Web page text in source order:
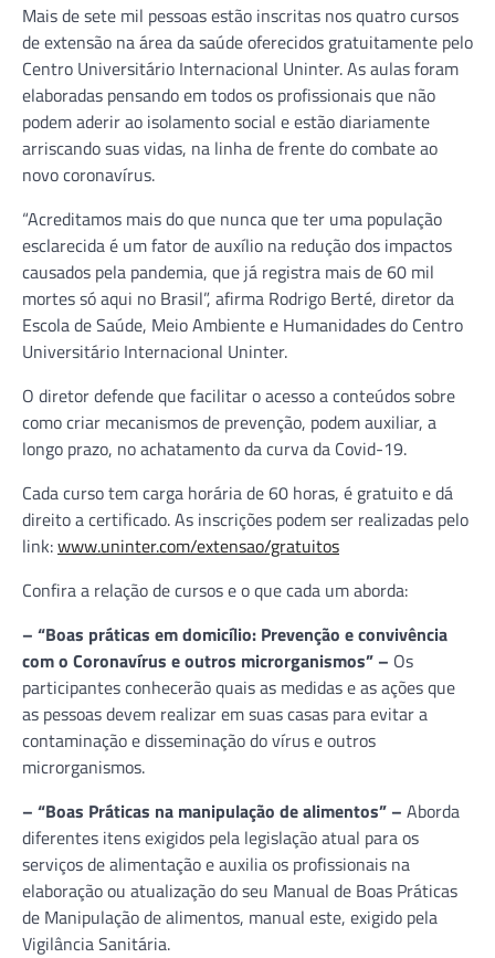
Mais de sete mil pessoas estão inscritas nos quatro cursos
de extensão na área da saúde oferecidos gratuitamente pelo
Centro Universitário Internacional Uninter. As aulas foram
elaboradas pensando em todos os profissionais que não
podem aderir ao isolamento social e estão diariamente
arriscando suas vidas, na linha de frente do combate ao
novo coronavírus.
“Acreditamos mais do que nunca que ter uma população
esclarecida é um fator de auxílio na redução dos impactos
causados pela pandemia, que já registra mais de 60 mil
mortes só aqui no Brasil”, afirma Rodrigo Berté, diretor da
Escola de Saúde, Meio Ambiente e Humanidades do Centro
Universitário Internacional Uninter.
O diretor defende que facilitar o acesso a conteúdos sobre
como criar mecanismos de prevenção, podem auxiliar, a
longo prazo, no achatamento da curva da Covid-19.
Cada curso tem carga horária de 60 horas, é gratuito e dá
direito a certificado. As inscrições podem ser realizadas pelo
link:www.uninter.com/extensao/gratuitos
Confira a relação de cursos e o que cada um aborda:
– “Boas práticas em domicílio: Prevenção e convivência
com o Coronavírus e outros microrganismos” – Os
participantes conhecerão quais as medidas e as ações que
as pessoas devem realizar em suas casas para evitar a
contaminação e disseminação do vírus e outros
microrganismos.
– “Boas Práticas na manipulação de alimentos” – Aborda
diferentes itens exigidos pela legislação atual para os
serviços de alimentação e auxilia os profissionais na
elaboração ou atualização do seu Manual de Boas Práticas
de Manipulação de alimentos, manual este, exigido pela
Vigilância Sanitária.